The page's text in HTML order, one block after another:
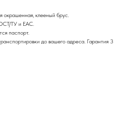
окрашенная, клееный брус.
ТУ и ЕАС.
паспорт.
до вашего адреса. Гарантия 3